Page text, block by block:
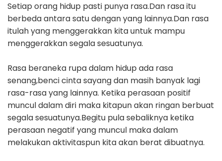
Setiap orang hidup pasti punya rasa.Dan rasa itu
berbeda antara satu dengan yang lainnya.Dan rasa
itulah yang menggerakkan kita untuk mampu
menggerakkan segala sesuatunya.
Rasa beraneka rupa dalam hidup ada rasa
senang,benci cinta sayang dan masih banyak lagi
rasa-rasa yang lainnya. Ketika perasaan positif
muncul dalam diri maka kitapun akan ringan berbuat
segala sesuatunya.Begitu pula sebaliknya ketika
perasaan negatif yang muncul maka dalam
melakukan aktivitaspun kita akan berat dibuatnya.